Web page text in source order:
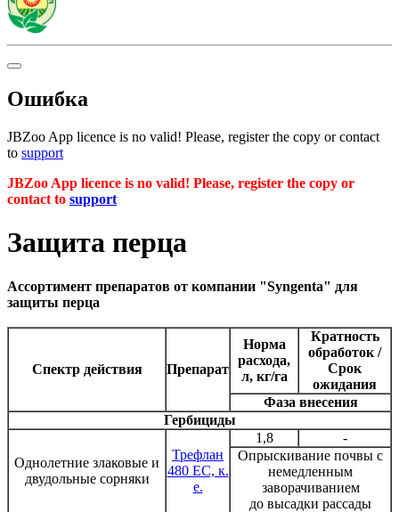
Ошибка
JBZoo App licence is no valid! Please, register the copy or contact
to support
JBZoo App licence is no valid! Please, register the copy or
contact to support
Защита перца
Ассортимент препаратов от компании "Syngenta" для
защиты перца
Спектр действия Препарат
Норма
расхода,
л, кг/га
Кратность
обработок /
Срок
ожидания
Фаза внесения
Гербициды
Однолетние злаковые и
двудольные сорняки
Трефлан
480 ЕС, к.
е.
1,8
-
Опрыскивание почвы с
немедленным
заворачиванием
до высадки рассады